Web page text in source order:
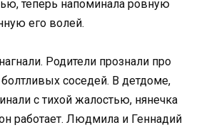
теперь напоминала ровную
его волей.
Родители прознали про
соседей. В детдоме,
с тихой жалостью, нянечка
работает. Людмила и Геннадий